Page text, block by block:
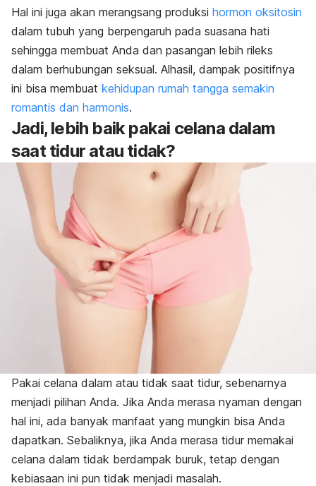
Hal ini juga akan merangsang produksi hormon oksitosin
dalam tubuh yang berpengaruh pada suasana hati
sehingga membuat Anda dan pasangan lebih rileks
dalam berhubungan seksual. Alhasil, dampak positifnya
ini bisa membuat kehidupan rumah tangga semakin
romantis dan harmonis.
Jadi, lebih baik pakai celana dalam
saat tidur atau tidak?
Pakai celana dalam atau tidak saat tidur, sebenarnya
menjadi pilihan Anda. Jika Anda merasa nyaman dengan
hal ini, ada banyak manfaat yang mungkin bisa Anda
dapatkan. Sebaliknya, jika Anda merasa tidur memakai
celana dalam tidak berdampak buruk, tetap dengan
kebiasaan ini pun tidak menjadi masalah.